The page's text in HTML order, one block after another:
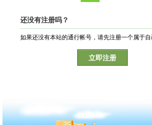
还没有注册吗？
如果还没有本站的通行帐号，请先注册一个属于自
立即注册